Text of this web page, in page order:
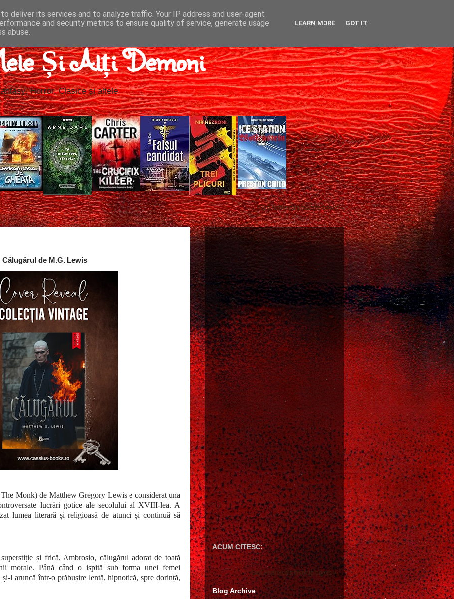
Și Alți Demoni
Horror, Clasice și altele
Gică Andreica's favorite books »
de M.G. Lewis
Monk) de Matthew Gregory Lewis e considerat una
lucrări gotice ale secolului al XVIII-lea. A
lumea literară și religioasă de atunci și continuă să
și frică, Ambrosio, călugărul adorat de toată
morale. Până când o ispită sub forma unei femei
și-l aruncă într-o prăbușire lentă, hipnotică, spre dorință,
ACUM CITESC:
Gică Andreica's favorite books »
Blog Archive
deliver its services and to analyze traffic. Your IP address and user-agent
and security metrics to ensure quality of service, generate usage
abuse.
LEARN MORE GOT IT